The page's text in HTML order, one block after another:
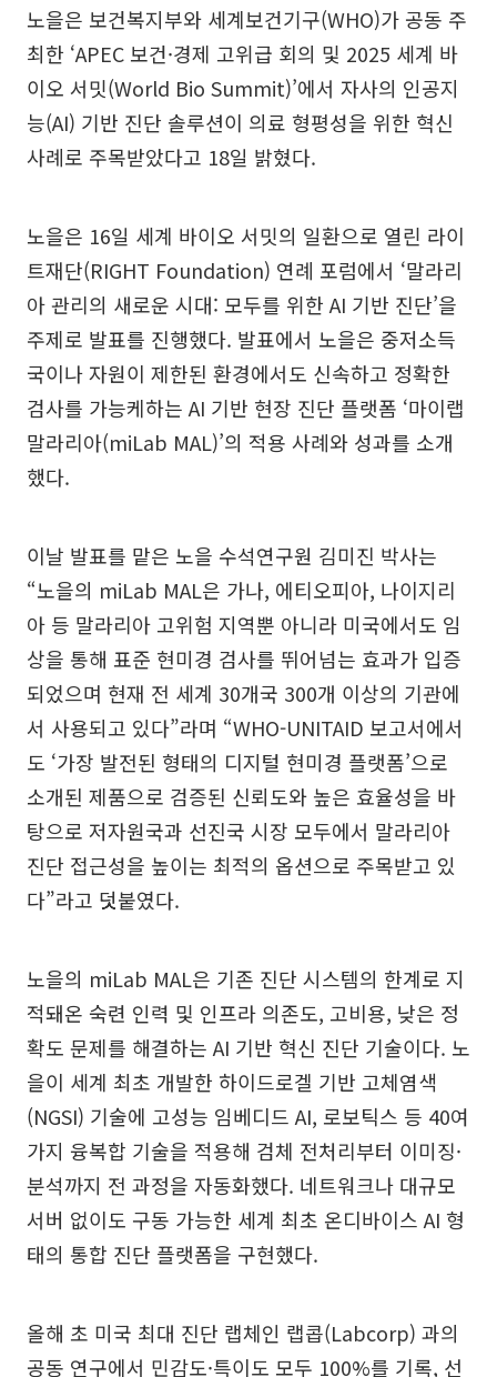
노을은 보건복지부와 세계보건기구(WHO)가 공동 주
최한 ‘APEC 보건·경제 고위급 회의 및 2025 세계 바
이오 서밋(World Bio Summit)’에서 자사의 인공지
능(AI) 기반 진단 솔루션이 의료 형평성을 위한 혁신
사례로 주목받았다고 18일 밝혔다.
노을은 16일 세계 바이오 서밋의 일환으로 열린 라이
트재단(RIGHT Foundation) 연례 포럼에서 ‘말라리
아 관리의 새로운 시대: 모두를 위한 AI 기반 진단’을
주제로 발표를 진행했다. 발표에서 노을은 중저소득
국이나 자원이 제한된 환경에서도 신속하고 정확한
검사를 가능케하는 AI 기반 현장 진단 플랫폼 ‘마이랩
말라리아(miLab MAL)’의 적용 사례와 성과를 소개
했다.
이날 발표를 맡은 노을 수석연구원 김미진 박사는
“노을의 miLab MAL은 가나, 에티오피아, 나이지리
아 등 말라리아 고위험 지역뿐 아니라 미국에서도 임
상을 통해 표준 현미경 검사를 뛰어넘는 효과가 입증
되었으며 현재 전 세계 30개국 300개 이상의 기관에
서 사용되고 있다”라며 “WHO-UNITAID 보고서에서
도 ‘가장 발전된 형태의 디지털 현미경 플랫폼’으로
소개된 제품으로 검증된 신뢰도와 높은 효율성을 바
탕으로 저자원국과 선진국 시장 모두에서 말라리아
진단 접근성을 높이는 최적의 옵션으로 주목받고 있
다”라고 덧붙였다.
노을의 miLab MAL은 기존 진단 시스템의 한계로 지
적돼온 숙련 인력 및 인프라 의존도, 고비용, 낮은 정
확도 문제를 해결하는 AI 기반 혁신 진단 기술이다. 노
을이 세계 최초 개발한 하이드로겔 기반 고체염색
(NGSI) 기술에 고성능 임베디드 AI, 로보틱스 등 40여
가지 융복합 기술을 적용해 검체 전처리부터 이미징·
분석까지 전 과정을 자동화했다. 네트워크나 대규모
서버 없이도 구동 가능한 세계 최초 온디바이스 AI 형
태의 통합 진단 플랫폼을 구현했다.
올해 초 미국 최대 진단 랩체인 랩콥(Labcorp) 과의
공동 연구에서 민감도·특이도 모두 100%를 기록, 선